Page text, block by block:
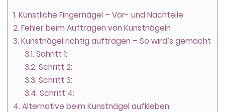
1. Künstliche Fingernägel – Vor- und Nachteile
2. Fehler beim Auftragen von Kunstnägeln
3. Kunstnägel richtig auftragen – So wird’s gemacht
3.1. Schritt 1:
3.2. Schritt 2:
3.3. Schritt 3:
3.4. Schritt 4:
4. Alternative beim Kunstnägel aufkleben